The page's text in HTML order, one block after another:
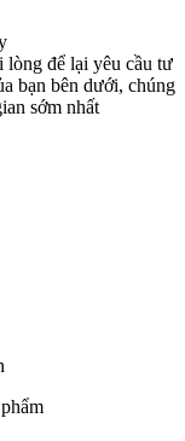
lòng để lại yêu cầu tư
bạn bên dưới, chúng
sớm nhất